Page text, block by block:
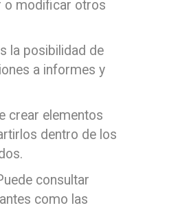
o modificar otros
la posibilidad de
a informes y
crear elementos
dentro de los
consultar
como las